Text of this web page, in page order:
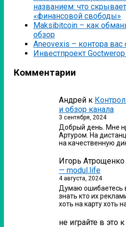
названием: что
«финансовой свободы»
Мaksibitcoin – как
обзор
Аneovexis – контора
Инвестпроект
Комментарии
Андрей к
и обзор канала
3 сентября, 2024
Добрый день. Мне
Артуром. На
на качественную
Игорь Атрощенко
— modul.life
4 августа, 2024
Думаю ошибаетесь
знать кто их
хоть на карту хоть
не играйте в это к